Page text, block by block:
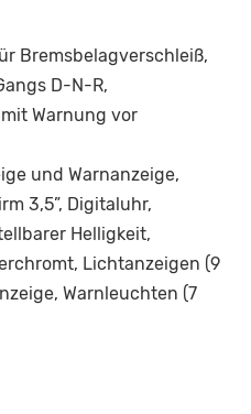
Bremsbelagverschleiß,
D-N-R,
Warnung vor
und Warnanzeige,
3,5”, Digitaluhr,
Helligkeit,
Lichtanzeigen (9
Warnleuchten (7